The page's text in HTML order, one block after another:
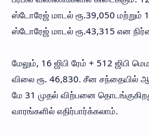
ஸ்டோரேஜ் மாடல் ரூ.39,050 மற்றும்
ஸ்டோரேஜ் மாடல் ரூ.43,315 என
மேலும், 16 ஜிபி ரேம் + 512 ஜிபி
விலை ரூ. 46,830. சீன சந்தையில்
மே 31 முதல் விற்பனை
வாரங்களில் எதிர்பார்க்கலாம்.